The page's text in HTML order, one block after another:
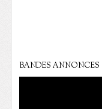
BANDES ANNONCES